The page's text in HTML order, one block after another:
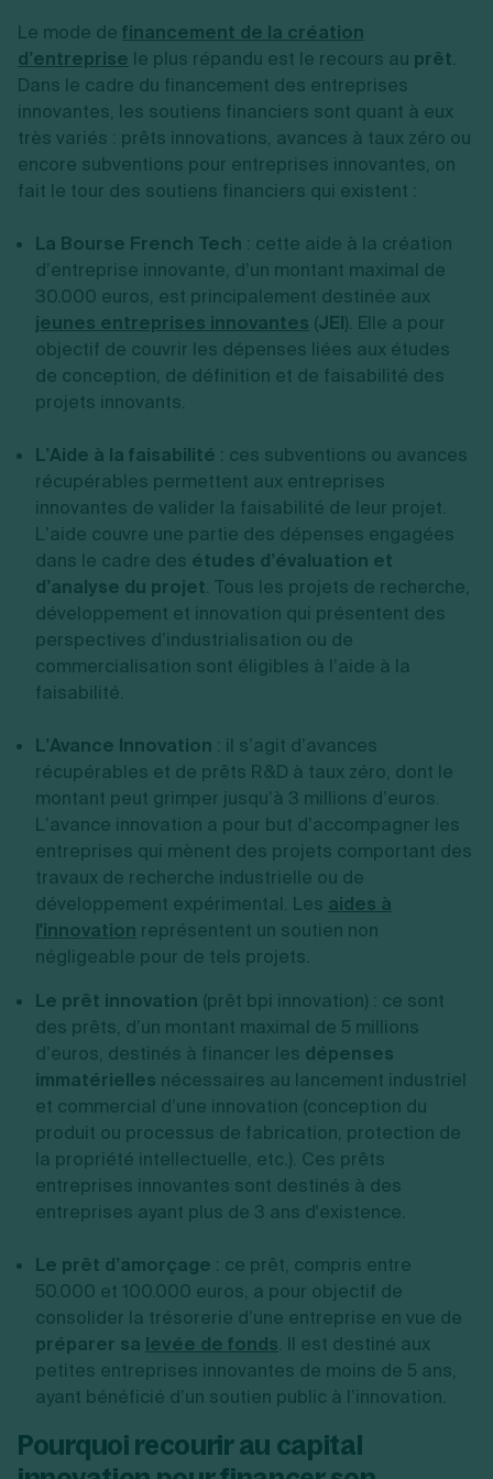
Le mode de financement de la création
d’entreprise le plus répandu est le recours au prêt.
Dans le cadre du financement des entreprises
innovantes, les soutiens financiers sont quant à eux
très variés : prêts innovations, avances à taux zéro ou
encore subventions pour entreprises innovantes, on
fait le tour des soutiens financiers qui existent :
La Bourse French Tech : cette aide à la création
d’entreprise innovante, d’un montant maximal de
30.000 euros, est principalement destinée aux
jeunes entreprises innovantes (JEI). Elle a pour
objectif de couvrir les dépenses liées aux études
de conception, de définition et de faisabilité des
projets innovants.
L’Aide à la faisabilité : ces subventions ou avances
récupérables permettent aux entreprises
innovantes de valider la faisabilité de leur projet.
L’aide couvre une partie des dépenses engagées
dans le cadre des études d’évaluation et
d’analyse du projet. Tous les projets de recherche,
développement et innovation qui présentent des
perspectives d’industrialisation ou de
commercialisation sont éligibles à l’aide à la
faisabilité.
L’Avance Innovation : il s’agit d’avances
récupérables et de prêts R&D à taux zéro, dont le
montant peut grimper jusqu’à 3 millions d’euros.
L’avance innovation a pour but d’accompagner les
entreprises qui mènent des projets comportant des
travaux de recherche industrielle ou de
développement expérimental. Les aides à
l'innovation représentent un soutien non
négligeable pour de tels projets.
Le prêt innovation (prêt bpi innovation) : ce sont
des prêts, d’un montant maximal de 5 millions
d’euros, destinés à financer les dépenses
immatérielles nécessaires au lancement industriel
et commercial d’une innovation (conception du
produit ou processus de fabrication, protection de
la propriété intellectuelle, etc.). Ces prêts
entreprises innovantes sont destinés à des
entreprises ayant plus de 3 ans d'existence.
Le prêt d’amorçage : ce prêt, compris entre
50.000 et 100.000 euros, a pour objectif de
consolider la trésorerie d’une entreprise en vue de
préparer sa levée de fonds. Il est destiné aux
petites entreprises innovantes de moins de 5 ans,
ayant bénéficié d’un soutien public à l’innovation.
Pourquoi recourir au capital